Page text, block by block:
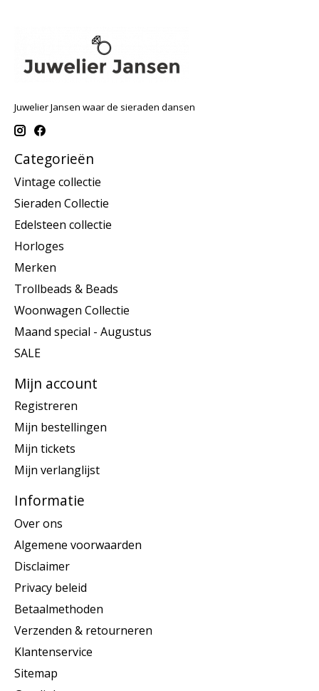
Juwelier Jansen waar de sieraden dansen
Categorieën
Vintage collectie
Sieraden Collectie
Edelsteen collectie
Horloges
Merken
Trollbeads & Beads
Woonwagen Collectie
Maand special - Augustus
SALE
Mijn account
Registreren
Mijn bestellingen
Mijn tickets
Mijn verlanglijst
Informatie
Over ons
Algemene voorwaarden
Disclaimer
Privacy beleid
Betaalmethoden
Verzenden & retourneren
Klantenservice
Sitemap